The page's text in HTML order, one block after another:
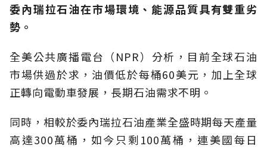
委內瑞拉石油在市場環境、能源品質具有雙重劣
勢。
全美公共廣播電台（NPR）分析，目前全球石油
市場供過於求，油價低於每桶60美元，加上全球
正轉向電動車發展，長期石油需求不明。
同時，相較於委內瑞拉石油產業全盛時期每天產量
高達300萬桶，如今只剩100萬桶，連美國每日